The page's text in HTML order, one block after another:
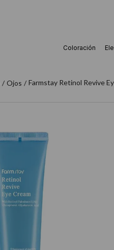
Coloración
Ojos Farmstay Retinol Revive